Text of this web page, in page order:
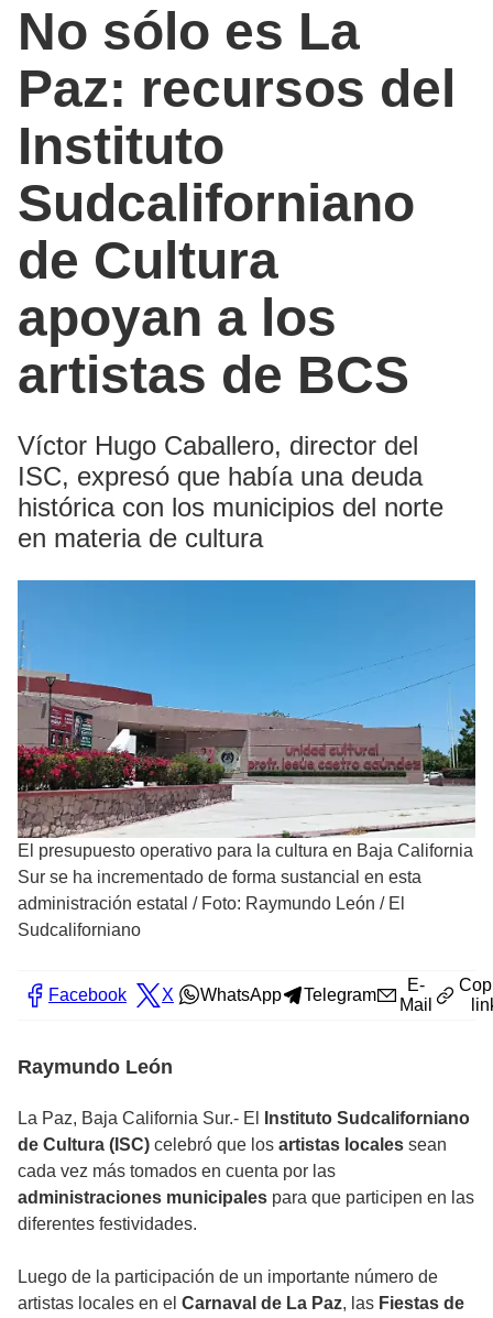
No sólo es La
Paz: recursos del
Instituto
Sudcaliforniano
de Cultura
apoyan a los
artistas de BCS
Víctor Hugo Caballero, director del
ISC, expresó que había una deuda
histórica con los municipios del norte
en materia de cultura
El presupuesto operativo para la cultura en Baja California
Sur se ha incrementado de forma sustancial en esta
administración estatal / Foto: Raymundo León / El
Sudcaliforniano
Facebook X WhatsApp Telegram
E-
Mail
Raymundo León
La Paz, Baja California Sur.- El
Instituto Sudcaliforniano
de Cultura (ISC) celebró que los artistas locales sean
cada vez más tomados en cuenta por las
administraciones municipales para que participen en las
diferentes festividades.
Luego de la participación de un importante número de
artistas locales en el Carnaval de La Paz, las Fiestas de